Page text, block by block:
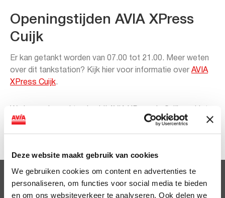
Deze website maakt gebruik van cookies
We gebruiken cookies om content en advertenties te
personaliseren, om functies voor social media te bieden
en om ons websiteverkeer te analyseren. Ook delen we
Openingstijden AVIA XPress
Cuijk
Er kan getankt worden van 07.00 tot 21.00. Meer weten
over dit tankstation? Kijk hier voor informatie over AVIA
XPress Cuijk.
Zand 13!
Clubsparen